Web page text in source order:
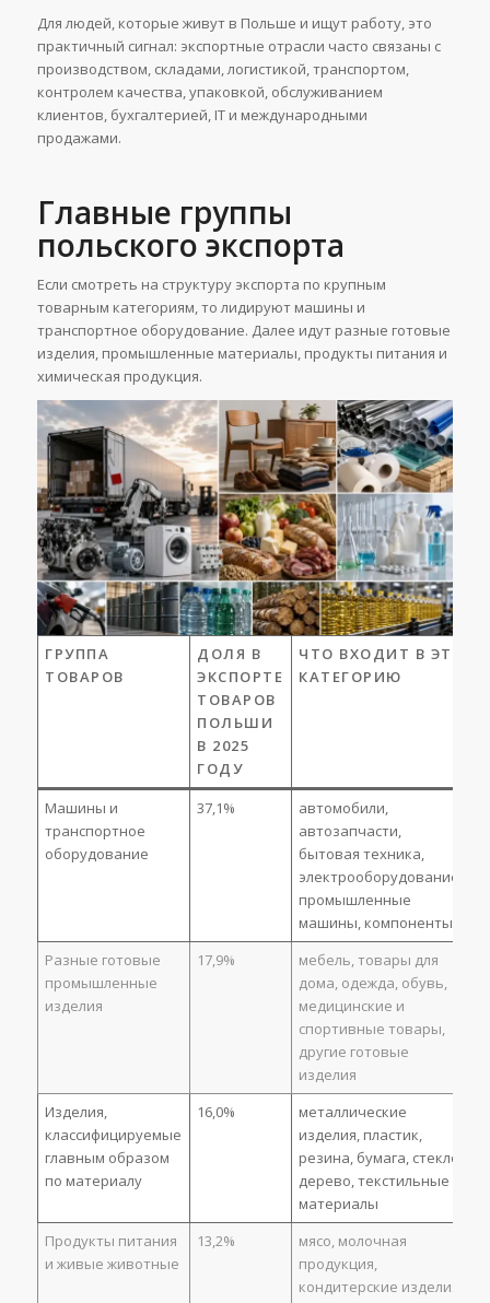
Для людей, которые живут в Польше и ищут работу, это
практичный сигнал: экспортные отрасли часто связаны с
производством, складами, логистикой, транспортом,
контролем качества, упаковкой, обслуживанием
клиентов, бухгалтерией, IT и международными
продажами.
Главные группы
польского экспорта
Если смотреть на структуру экспорта по крупным
товарным категориям, то лидируют машины и
транспортное оборудование. Далее идут разные готовые
изделия, промышленные материалы, продукты питания и
химическая продукция.
ГРУППА
ТОВАРОВ
ДОЛЯ В
ЭКСПОРТЕ
ТОВАРОВ
ПОЛЬШИ
В 2025
ГОДУ
ЧТО ВХОДИТ В ЭТУ
КАТЕГОРИЮ
Машины и
транспортное
оборудование
37,1%
автомобили,
автозапчасти,
бытовая техника,
электрооборудование,
промышленные
машины, компоненты
Разные готовые
промышленные
изделия
17,9%
мебель, товары для
дома, одежда, обувь,
медицинские и
спортивные товары,
другие готовые
изделия
Изделия,
классифицируемые
главным образом
по материалу
16,0%
металлические
изделия, пластик,
резина, бумага, стекло,
дерево, текстильные
материалы
Продукты питания
и живые животные
13,2%
мясо, молочная
продукция,
кондитерские изделия,